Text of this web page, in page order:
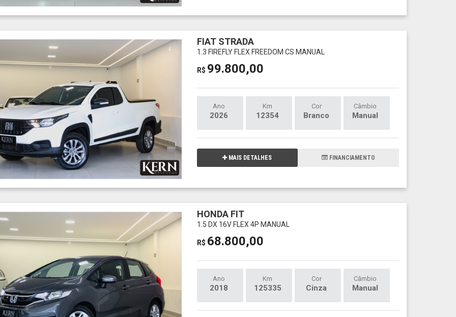
FIAT STRADA
1.3 FIREFLY FLEX FREEDOM CS MANUAL
R$ 99.800,00
Ano
2026
Km
12354
Cor
Branco
Câmbio
Manual
MAIS DETALHES FINANCIAMENTO
HONDA FIT
1.5 DX 16V FLEX 4P MANUAL
R$ 68.800,00
Ano
2018
Km
125335
Cor
Cinza
Câmbio
Manual